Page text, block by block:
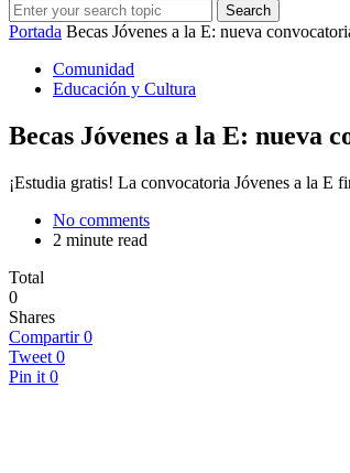
Search
Portada Becas Jóvenes a la E: nueva
Comunidad
Educación y Cultura
Becas Jóvenes a la E: nueva
¡Estudia gratis! La convocatoria Jóvenes a la E
No comments
2 minute read
Total
0
Shares
Compartir 0
Tweet 0
Pin it 0